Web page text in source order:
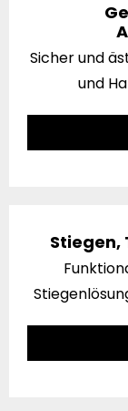
Sicher und
und
Stiegen,